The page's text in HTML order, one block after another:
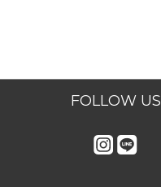
FOLLOW US